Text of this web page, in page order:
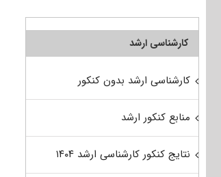
کارشناسی ارشد
کارشناسی ارشد بدون کنکور
منابع کنکور ارشد
نتایج کنکور کارشناسی ارشد ۱۴۰۴